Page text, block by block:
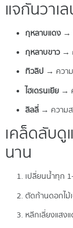
แจกันวาเ
กุหลาบแดง →
กุหลาบขาว →
ทิวลิป → ควา
ไฮเดรนเยีย →
ลิลลี่ → ความส
เคล็ดลับดู
นาน
เปลี่ยนน้ำทุก
ตัดก้านดอกไม้
หลีกเลี่ยงแสง